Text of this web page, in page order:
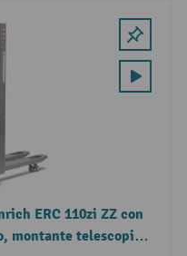
ERC 110zi ZZ con
montante telescopico